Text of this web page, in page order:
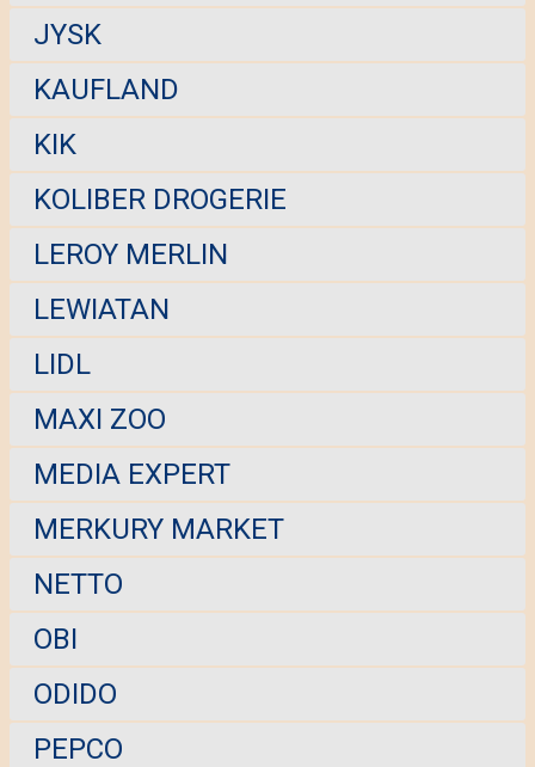
JYSK
KAUFLAND
KIK
KOLIBER DROGERIE
LEROY MERLIN
LEWIATAN
LIDL
MAXI ZOO
MEDIA EXPERT
MERKURY MARKET
NETTO
OBI
ODIDO
PEPCO